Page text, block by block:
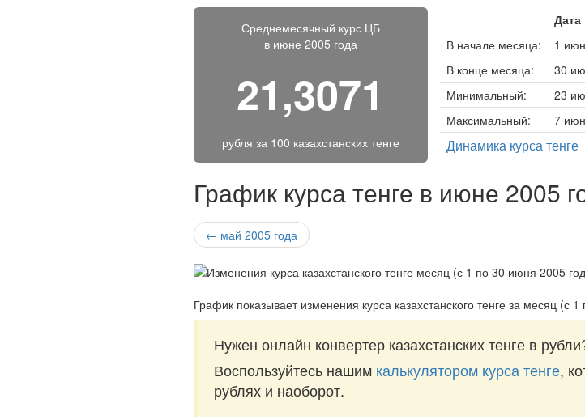
Среднемесячный курс ЦБ
в июне 2005 года
21,3071
рубля за 100 казахстанских тенге
Дата
В начале месяца:
1
В конце месяца:
30
Минимальный:
23
Максимальный:
7
Динамика курса тенге
График курса тенге в июне 2005
← май 2005 года
График показывает изменения курса казахстанского тенге за месяц (с 1
Нужен онлайн конвертер казахстанских тенге в
Воспользуйтесь нашим калькулятором курса тенге,
рублях и наоборот.